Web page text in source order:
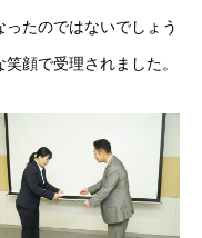
たのではないでしょう
顔で受理されました。